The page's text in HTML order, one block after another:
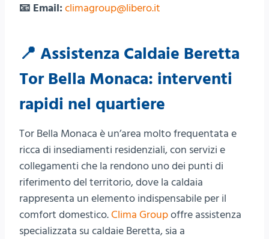
📧 Email: climagroup@libero.it
📍 Assistenza Caldaie Beretta
Tor Bella Monaca: interventi
rapidi nel quartiere
Tor Bella Monaca è un’area molto frequentata e
ricca di insediamenti residenziali, con servizi e
collegamenti che la rendono uno dei punti di
riferimento del territorio, dove la caldaia
rappresenta un elemento indispensabile per il
comfort domestico.Clima Groupoffre assistenza
specializzata su caldaie Beretta, sia a